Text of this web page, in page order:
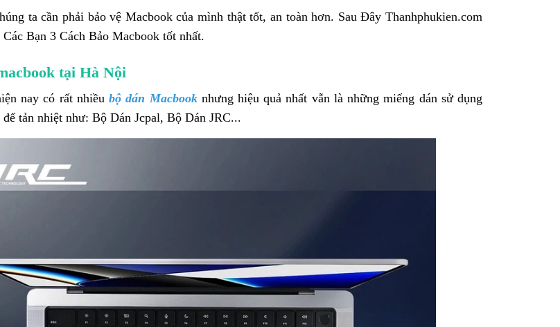
ta cần phải bảo vệ Macbook của mình thật tốt, an toàn hơn. Sau Đây Thanhphukien.com
Bạn 3 Cách Bảo Macbook tốt nhất.
tại Hà Nội
nay có rất nhiềubộ dán Macbooknhưng hiệu quả nhất vẫn là những miếng dán sử dụng
tản nhiệt như: Bộ Dán Jcpal, Bộ Dán JRC...